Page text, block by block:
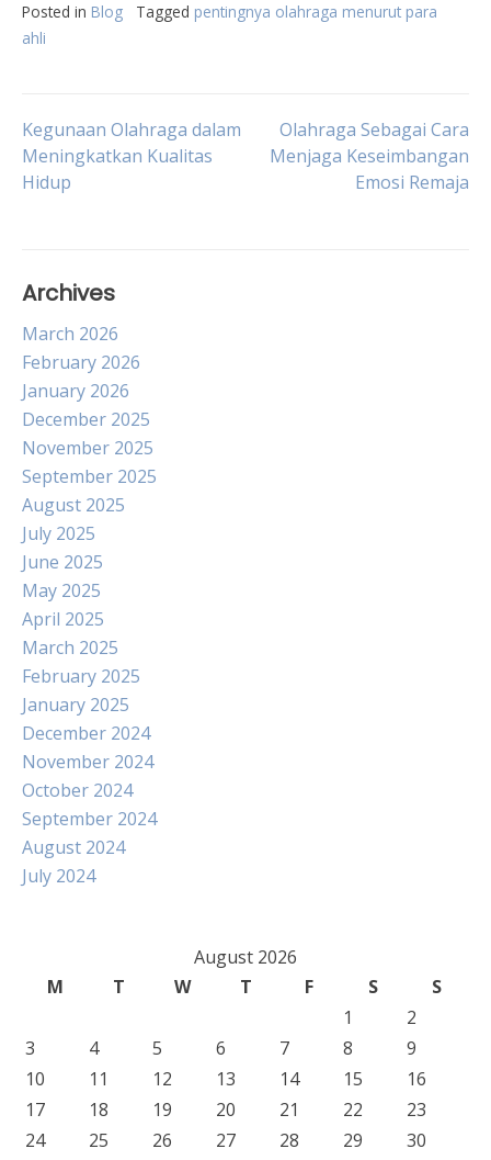
Posted in Blog Tagged pentingnya olahraga menurut para
ahli
Post
navigation
Kegunaan Olahraga dalam
Meningkatkan Kualitas
Hidup
Olahraga Sebagai Cara
Menjaga Keseimbangan
Emosi Remaja
Archives
March 2026
February 2026
January 2026
December 2025
November 2025
September 2025
August 2025
July 2025
June 2025
May 2025
April 2025
March 2025
February 2025
January 2025
December 2024
November 2024
October 2024
September 2024
August 2024
July 2024
August 2026
M
T W T F S
S
1
2
3
4 5 6 7 8
9
10
11 12 13 14 15
16
17
18 19 20 21 22
23
24
25 26 27 28 29
30